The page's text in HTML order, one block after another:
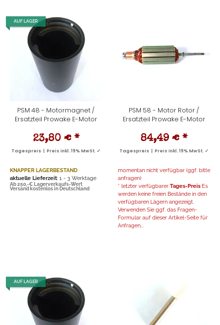
AUF LAGER
PSM 48 - Motormagnet /
Ersatzteil Prowake E-Motor
23,80 € *
Tagespreis | Preis inkl. 19% MwSt. ✓
KNAPPER LAGERBESTAND
aktuelle Lieferzeit: 1 - 3 Werktage
Ab 250,-€ Lagerverkaufs-Wert
Versand kostenlos in Deutschland
PSM 58 - Motor Rotor /
Ersatzteil Prowake E-Motor
84,49 € *
Tagespreis | Preis inkl. 19% MwSt. ✓
momentan nicht verfügbar (ggf. bitte
anfragen)
* letzter verfügbarer Tages-Preis Es
werden keine freien Bestände in den
verfügbaren Lägern angezeigt.
Verwenden Sie ggf. das Fragen-
Formular auf dieser Artikel-Seite für
Anfragen...
AUF LAGER